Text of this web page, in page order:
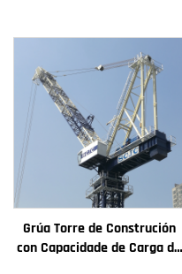
Grúa Torre de Construción
con Capacidade de Carga de